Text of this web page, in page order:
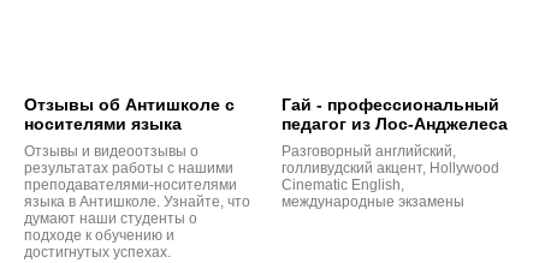
Отзывы об Антишколе с
носителями языка
Отзывы и видеоотзывы о
результатах работы с нашими
преподавателями-носителями
языка в Антишколе. Узнайте, что
думают наши студенты о
подходе к обучению и
достигнутых успехах.
Гай - профессиональный
педагог из Лос-Анджелеса
Разговорный английский,
голливудский акцент, Hollywood
Cinematic English,
международные экзамены